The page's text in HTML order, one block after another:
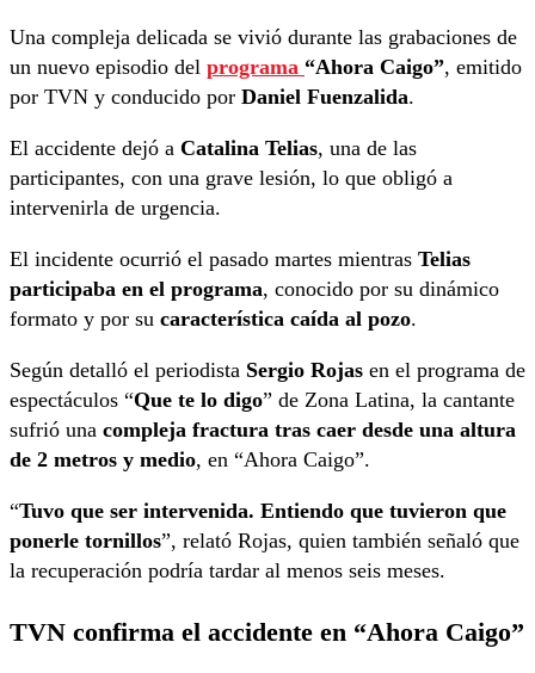
Una compleja delicada se vivió durante las grabaciones de
un nuevo episodio del programa “Ahora Caigo”, emitido
por TVN y conducido por Daniel Fuenzalida.
El accidente dejó a Catalina Telias, una de las
participantes, con una grave lesión, lo que obligó a
intervenirla de urgencia.
El incidente ocurrió el pasado martes mientras Telias
participaba en el programa, conocido por su dinámico
formato y por su característica caída al pozo.
Según detalló el periodista Sergio Rojas en el programa de
espectáculos “Que te lo digo” de Zona Latina, la cantante
sufrió una compleja fractura tras caer desde una altura
de 2 metros y medio, en “Ahora Caigo”.
“Tuvo que ser intervenida. Entiendo que tuvieron que
ponerle tornillos”, relató Rojas, quien también señaló que
la recuperación podría tardar al menos seis meses.
TVN confirma el accidente en “Ahora Caigo”